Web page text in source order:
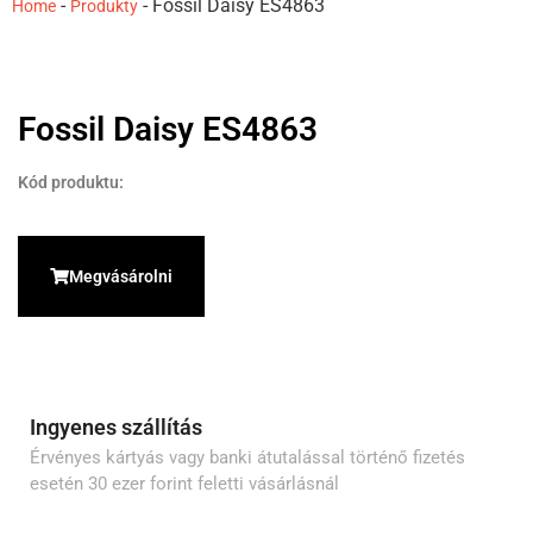
Home - Produkty - Fossil Daisy ES4863
Fossil Daisy ES4863
Kód produktu:
Megvásárolni
Ingyenes szállítás
Érvényes kártyás vagy banki átutalással történő fizetés
esetén 30 ezer forint feletti vásárlásnál